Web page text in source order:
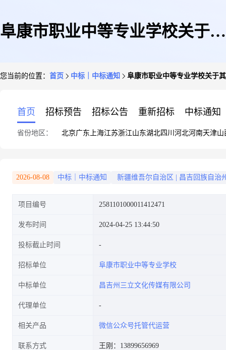
阜康市职业中等专业学校关于其
您当前的位置： 首页 中标｜中标通知 阜康市职业中等专业学校关于
首页 招标预告 招标公告 重新招标 中标通知
省份地区： 北京广东 上海江苏浙江山东湖北四川 河北河南天津山
2026-08-08 中标｜中标通知 新疆维吾尔自治区 昌吉回族自治
项目编号 2581101000011412471
发布时间 2024-04-25 13:44:50
投标截止时间
招标单位 阜康市职业中等专业学校
中标单位 昌吉州三立文化传媒有限公司
代理单位
相关产品 微信公众号托管代运营
联系方式 王刚：13899656969